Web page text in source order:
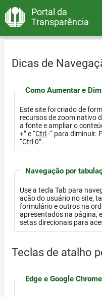
Portal da
Transparência
Dicas de
Como Aumentar e
Este site foi criado de
recursos de zoom nativo do seu
+” e “Ctrl-“ para diminuir. Para voltar ao padrão, pressione
“Ctrl0”.
Navegação por
Use a tecla Tab para
ação do usuário no site, tais como links,
formulário e outros na
apresentados na página, e Shift + Tab para retornar. Use as
setas direcionais para
Teclas de atalho
Edge e Google